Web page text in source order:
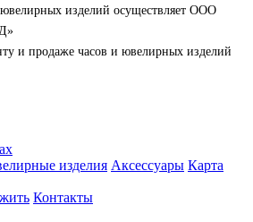
ювелирных изделий осуществляет ООО
и продаже часов и ювелирных изделий
изделия Аксессуары Карта
Контакты